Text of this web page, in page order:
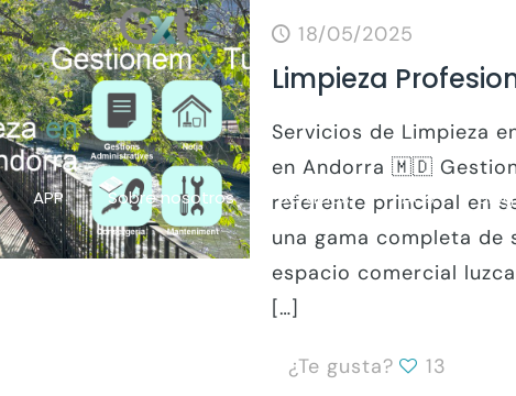
APP Sobre nosotros Servicios FAQs Blog
18/05/2025
Limpieza
Servicios de Limpieza
en Andorra 🇲🇩
referente principal en
una gama completa de
espacio comercial
[…]
¿Te gusta? 13